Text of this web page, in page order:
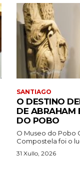
SANTIAGO
O DESTINO
DE ABRAHAM
DO POBO
O Museo do Pobo
Compostela foi o
31 Xullo, 2026